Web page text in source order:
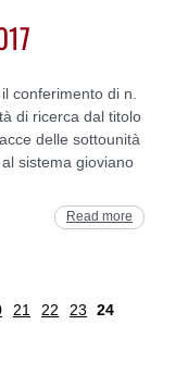
conferimento di n.
di ricerca dal titolo
delle sottounità
sistema gioviano
Read more
21 22 23 24